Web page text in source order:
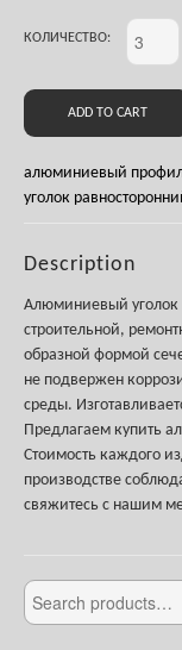
КОЛИЧЕСТВО:
ADD TO CART
алюминиевый
уголок
Description
Алюминиевый уголок
строительной,
образной формой
не подвержен
среды.
Предлагаем купить
Стоимость каждого
производстве
свяжитесь с нашим